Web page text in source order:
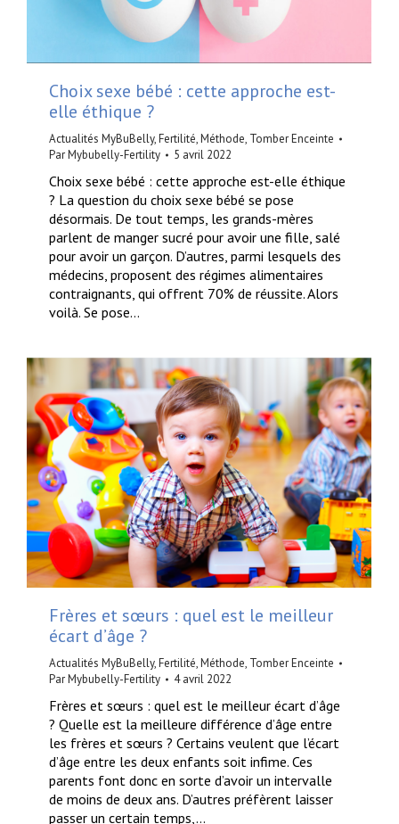
Choix sexe bébé : cette approche est-
elle éthique ?
Actualités MyBuBelly,Fertilité,Méthode, Tomber Enceinte
ParMybubelly-Fertility 5 avril 2022
Choix sexe bébé : cette approche est-elle éthique
? La question du choix sexe bébé se pose
désormais. De tout temps, les grands-mères
parlent de manger sucré pour avoir une fille, salé
pour avoir un garçon. D’autres, parmi lesquels des
médecins, proposent des régimes alimentaires
contraignants, qui offrent 70% de réussite. Alors
voilà. Se pose…
Frères et sœurs : quel est le meilleur
écart d’âge ?
Actualités MyBuBelly,Fertilité,Méthode, Tomber Enceinte
ParMybubelly-Fertility 4 avril 2022
Frères et sœurs : quel est le meilleur écart d’âge
? Quelle est la meilleure différence d’âge entre
les frères et sœurs ? Certains veulent que l’écart
d’âge entre les deux enfants soit infime. Ces
parents font donc en sorte d’avoir un intervalle
de moins de deux ans. D’autres préfèrent laisser
passer un certain temps,…